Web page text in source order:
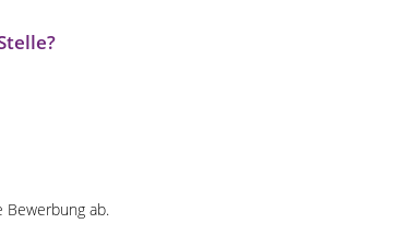
Bewerbung ab.